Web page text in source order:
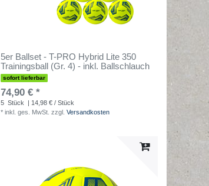
5er Ballset - T-PRO Hybrid Lite 350
Trainingsball (Gr. 4) - inkl. Ballschlauch
sofort lieferbar
74,90 € *
5 Stück
| 14,98 € / Stück
* inkl. ges. MwSt. zzgl. Versandkosten